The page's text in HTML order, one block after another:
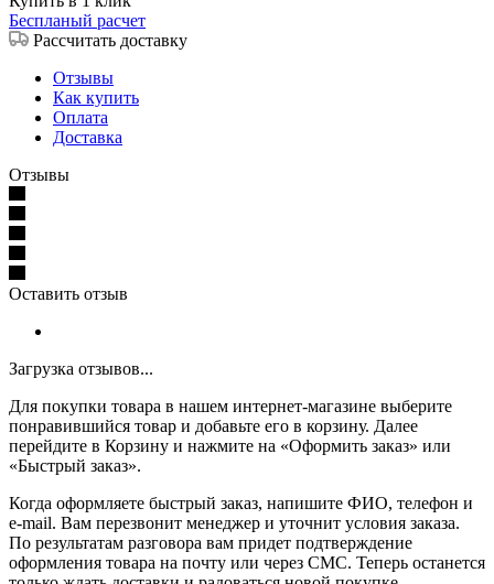
Беспланый расчет
Рассчитать доставку
Отзывы
Как купить
Оплата
Доставка
Отзывы
Оставить отзыв
Загрузка отзывов...
Для покупки товара в нашем интернет-магазине выберите
понравившийся товар и добавьте его в корзину. Далее
перейдите в Корзину и нажмите на «Оформить заказ» или
«Быстрый заказ».
Когда оформляете быстрый заказ, напишите ФИО, телефон и
e-mail. Вам перезвонит менеджер и уточнит условия заказа.
По результатам разговора вам придет подтверждение
оформления товара на почту или через СМС. Теперь останется